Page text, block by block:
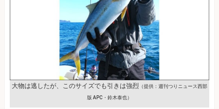
大物は逃したが、このサイズでも引きは強烈 （提供：週刊つりニュース西部
版 APC・鈴木泰也）